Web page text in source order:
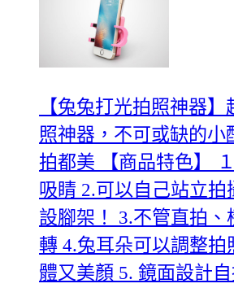
【兔兔打光拍照神器
照神器，不可或缺的小
拍都美 【商品特色】
吸睛 2.可以自己站立拍
設腳架！ 3.不管直拍、
轉 4.兔耳朵可以調整拍
體又美顏 5. 鏡面設計